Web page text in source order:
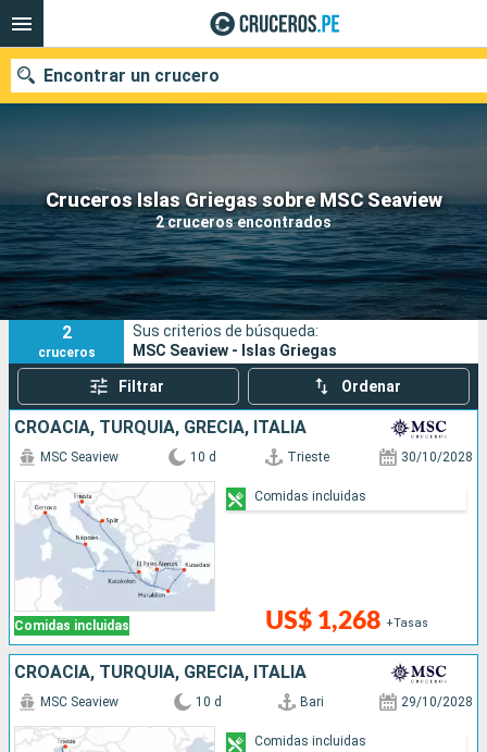
Cruceros Islas Griegas sobre MSC Seaview
2 cruceros encontrados
Encontrar un crucero
Nuestros destinos
Fecha de salida
Puertos Compañías
Buscar
2
cruceros
Sus criterios de búsqueda:
MSC Seaview - Islas Griegas
Filtrar Ordenar
CROACIA, TURQUÍA, GRECIA, ITALIA
Comidas incluidas
MSC Seaview 10 d Trieste 30/10/2028
US$ 1,268 +Tasas
Comidas incluidas
CROACIA, TURQUÍA, GRECIA, ITALIA
MSC Seaview 10 d Bari 29/10/2028
Comidas incluidas